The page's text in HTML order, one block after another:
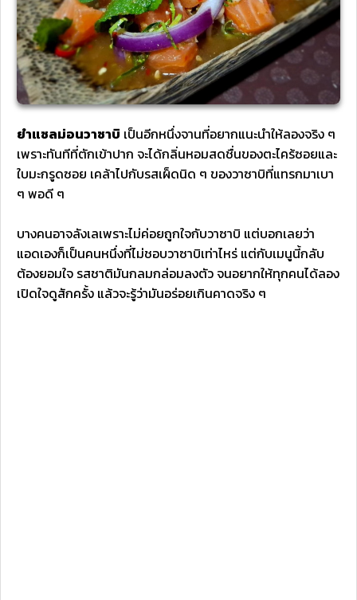
ยำแซลม่อนวาซาบิ เป็นอีกหนึ่งจานที่อยากแนะนำให้ลองจริง ๆ
เพราะทันทีที่ตักเข้าปาก จะได้กลิ่นหอมสดชื่นของตะไคร้ซอยและ
ใบมะกรูดซอย เคล้าไปกับรสเผ็ดนิด ๆ ของวาซาบิที่แทรกมาเบา
ๆ พอดี ๆ
บางคนอาจลังเลเพราะไม่ค่อยถูกใจกับวาซาบิ แต่บอกเลยว่า
แอดเองก็เป็นคนหนึ่งที่ไม่ชอบวาซาบิเท่าไหร่ แต่กับเมนูนี้กลับ
ต้องยอมใจ รสชาติมันกลมกล่อมลงตัว จนอยากให้ทุกคนได้ลอง
เปิดใจดูสักครั้ง แล้วจะรู้ว่ามันอร่อยเกินคาดจริง ๆ